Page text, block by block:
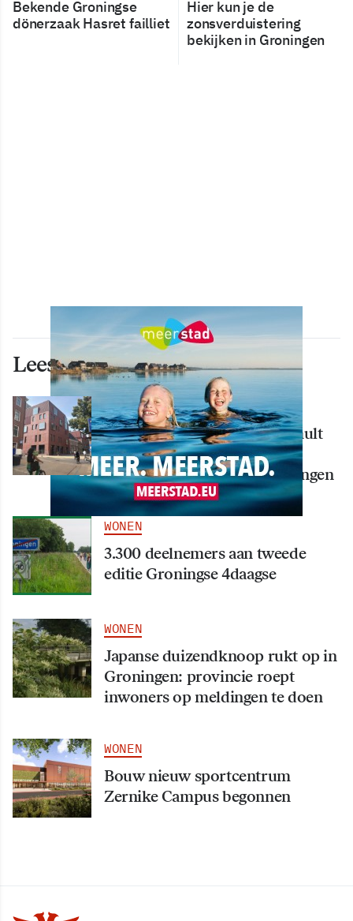
Bekende Groningse
dönerzaak Hasret failliet
Hier kun je de
zonsverduistering
bekijken in Groningen
Lees ook deze artikelen
WONEN
Nieuw creatief centrum Tumult
bijna klaar: opening eind
september in hart van Groningen
WONEN
3.300 deelnemers aan tweede
editie Groningse 4daagse
WONEN
Japanse duizendknoop rukt op in
Groningen: provincie roept
inwoners op meldingen te doen
WONEN
Bouw nieuw sportcentrum
Zernike Campus begonnen